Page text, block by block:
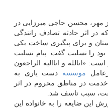
مهر، محسن حاجی میرزایی در
اثر حادثه تصادف رانندگی
و برای پیگیری ساخت یكی
را تسلیت گفت. پیام تسلیت
«انالله و اناالیه الراجعون
موسسه دست یاری به
در مناطق محروم در اثر
سبب تاسف شد.
این ضایعه را به خانواده این